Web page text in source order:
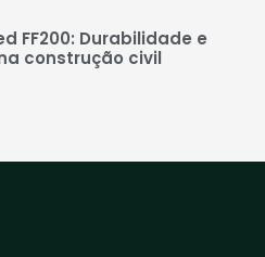
FF200: Durabilidade e
construção civil